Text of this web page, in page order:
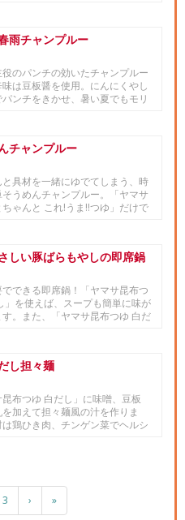
雨チャンプルー
のパンチの効いたチャンプルー
は豆板醤を使用。にんにくやし
パンチをきかせ、暑い夏でもモリ
チャンプルー
と具材を一緒にゆでてしまう、時
うめんチャンプルー。「ヤマサ
ゃんと これ!うま!!つゆ」だけで
しい豚ばらもやしの即席鍋
できる即席鍋！「ヤマサ昆布つ
」を使えば、スープも簡単に味が
。また、「ヤマサ昆布つゆ 白だ
し担々麺
昆布つゆ 白だし」に味噌、豆板
加えて担々麺風の汁を作りま
鶏ひき肉、チンゲン菜でヘルシ
3 › »